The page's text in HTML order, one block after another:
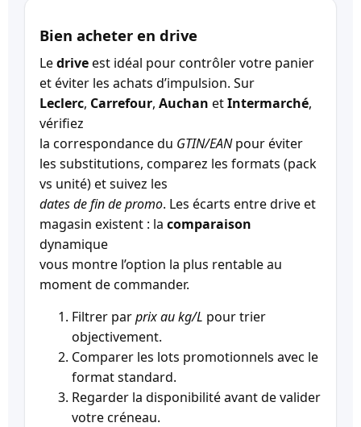
Bien acheter en drive
Ledriveest idéal pour contrôler votre panier
et éviter les achats d’impulsion. Sur
Leclerc, Carrefour, Auchan etIntermarché,
vérifiez
la correspondance du GTIN/EANpour éviter
les substitutions, comparez les formats (pack
vs unité) et suivez les
dates de fin de promo. Les écarts entre drive et
magasin existent : la comparaison
dynamique
vous montre l’option la plus rentable au
moment de commander.
Filtrer parprix au kg/L pour trier
objectivement.
Comparer les lots promotionnels avec le
format standard.
Regarder la disponibilité avant de valider
votre créneau.